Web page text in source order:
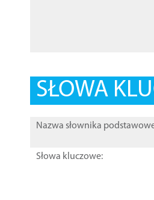
SŁOWA
Nazwa słownika
Słowa kluczowe: